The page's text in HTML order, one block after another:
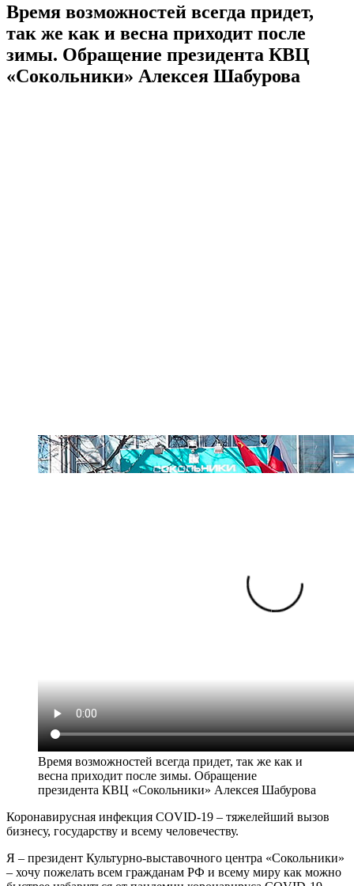
Время возможностей всегда придет,
так же как и весна приходит после
зимы. Обращение президента КВЦ
«Сокольники» Алексея Шабурова
Время возможностей всегда придет, так же как и
весна приходит после зимы. Обращение
президента КВЦ «Сокольники» Алексея Шабурова
Коронавирусная инфекция COVID-19 – тяжелейший вызов
бизнесу, государству и всему человечеству.
Я – президент Культурно-выставочного центра «Сокольники»
– хочу пожелать всем гражданам РФ и всему миру как можно